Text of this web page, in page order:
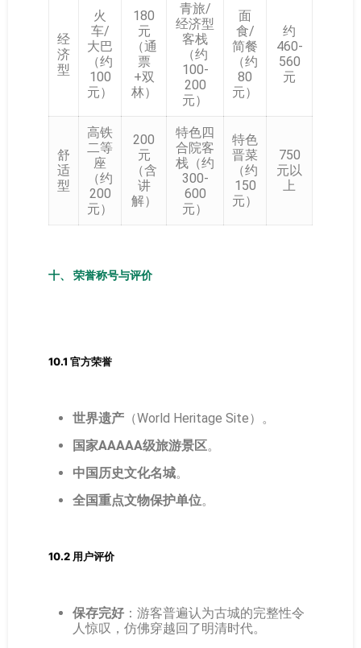
经
济
型
火
车/
大巴
（约
100
元）
180
元
（通
票
+双
林）
青旅/
经济型
客栈
（约
100-
200
元）
面
食/
简餐
（约
80
元）
约
460-
560
元
舒
适
型
高铁
二等
座
（约
200
元）
200
元
（含
讲
解）
特色四
合院客
栈（约
300-
600
元）
特色
晋菜
（约
150
元）
750
元以
上
十、 荣誉称号与评价
10.1 官方荣誉
世界遗产 （World Heritage Site）。
国家AAAAA级旅游景区。
中国历史文化名城。
全国重点文物保护单位。
10.2 用户评价
保存完好 ：游客普遍认为古城的完整性令
人惊叹，仿佛穿越回了明清时代。